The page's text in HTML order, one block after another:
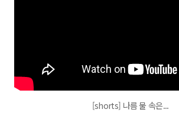
[shorts] 나름 물 속은...